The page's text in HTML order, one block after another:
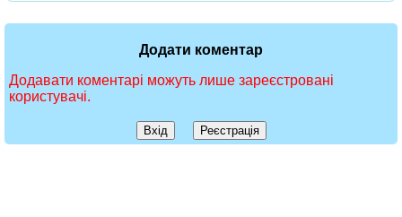
Додати коментар
Додавати коментарі можуть лише зареєстровані
користувачі.
Вхід Реєстрація